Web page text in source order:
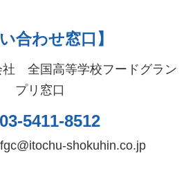
い合わせ窓口】
社 全国高等学校フードグラン
プリ窓口
03-5411-8512
shokuhin.co.jp